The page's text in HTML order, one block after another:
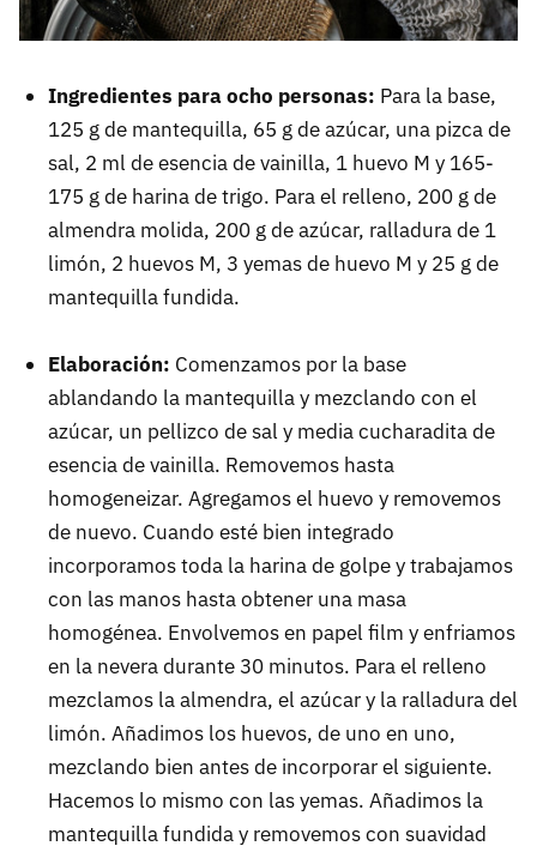
Ingredientes para ocho personas: Para la base,
125 g de mantequilla, 65 g de azúcar, una pizca de
sal, 2 ml de esencia de vainilla, 1 huevo M y 165-
175 g de harina de trigo. Para el relleno, 200 g de
almendra molida, 200 g de azúcar, ralladura de 1
limón, 2 huevos M, 3 yemas de huevo M y 25 g de
mantequilla fundida.
Elaboración: Comenzamos por la base
ablandando la mantequilla y mezclando con el
azúcar, un pellizco de sal y media cucharadita de
esencia de vainilla. Removemos hasta
homogeneizar. Agregamos el huevo y removemos
de nuevo. Cuando esté bien integrado
incorporamos toda la harina de golpe y trabajamos
con las manos hasta obtener una masa
homogénea. Envolvemos en papel film y enfriamos
en la nevera durante 30 minutos. Para el relleno
mezclamos la almendra, el azúcar y la ralladura del
limón. Añadimos los huevos, de uno en uno,
mezclando bien antes de incorporar el siguiente.
Hacemos lo mismo con las yemas. Añadimos la
mantequilla fundida y removemos con suavidad